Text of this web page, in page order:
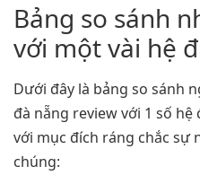
Bảng so sánh
với một vài hệ
Dưới đây là bảng so sánh
đà nẵng review với 1 số
với mục đích ráng chắc sự
chúng: